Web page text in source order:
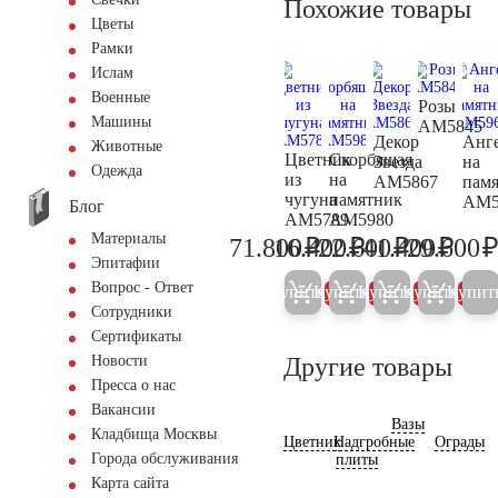
Цветы
Рамки
Ислам
Военные
Машины
Животные
Одежда
Блог
Материалы
Эпитафии
Вопрос - Ответ
Сотрудники
Сертификаты
Новости
Пресса о нас
Вакансии
Кладбища Москвы
Города обслуживания
Карта сайта
Похожие товары
Цветник
из
чугуна
AM5789
75.600
71.800₽
Купить 5%
Скорбящая
на
памятник
AM5980
17.300
16.400₽
Купить 5%
Декор
Звезда
AM5867
23.800
22.600₽
Купить 5%
Розы
AM5845
41.400₽
Купить 5%
на
29.600₽
Другие товары
ЦветникНадгробные
плиты
Вазы
Ограды